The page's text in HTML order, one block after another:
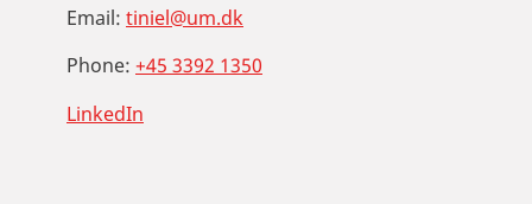
Email: tiniel@um.dk
Phone: +45 3392 1350
LinkedIn